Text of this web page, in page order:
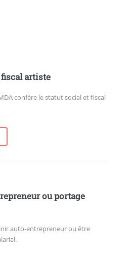
artiste
confère le statut social et fiscal
ou portage
auto-entrepreneur ou être